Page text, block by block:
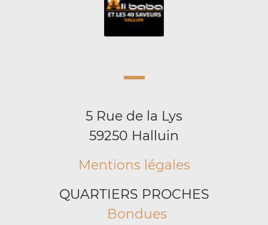
5 Rue de la Lys
59250 Halluin
Mentions légales
QUARTIERS PROCHES
Bondues